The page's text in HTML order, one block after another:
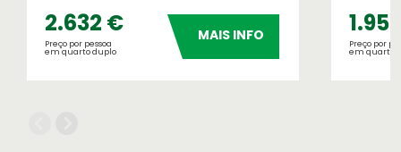
Serviços OASIS
Razões para escolher OASIS
2.632 €
Preço por pessoa
em quarto duplo
MAIS INFO Preço por
em quarto